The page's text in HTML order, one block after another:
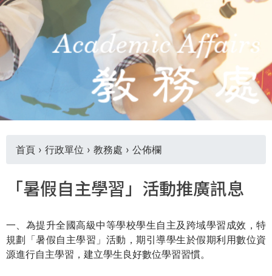
世
界
公
民。
WAGOR
TODAY
WORLD
TOMORROW
YOU
THE
PATH
GLOBAL
CITIZENSHIP
在
這
裡
首頁 › 行政單位 › 教務處 › 公佈欄
「暑假自主學習」活動推廣訊息
一、為提升全國高級中等學校學生自主及跨域學習成效，特
規劃「暑假自主學習」活動，期引導學生於假期利用數位資
源進行自主學習，建立學生良好數位學習習慣。